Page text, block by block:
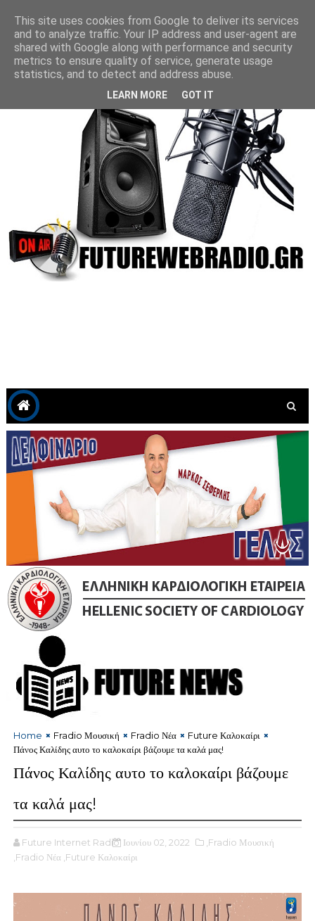
Home Fradio Μουσική Fradio Νέα
Future Καλοκαίρι
Πάνος Καλίδης αυτο το καλοκαίρι βάζουμε τα καλά μας!
Πάνος Καλίδης αυτο το καλοκαίρι βάζουμε
τα καλά μας!
Future Internet Radio Ιουνίου 02, 2022
,Fradio Μουσική
,Fradio Νέα ,Future Καλοκαίρι
This site uses cookies from Google to deliver its services
and to analyze traffic. Your IP address and user-agent are
shared with Google along with performance and security
metrics to ensure quality of service, generate usage
statistics, and to detect and address abuse.
LEARN MORE GOT IT